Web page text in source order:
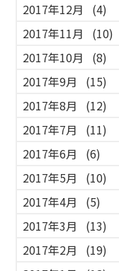
2017年12月
(4)
2017年11月
(10)
2017年10月
(8)
2017年9月
(15)
2017年8月
(12)
2017年7月
(11)
2017年6月
(6)
2017年5月
(10)
2017年4月
(5)
2017年3月
(13)
2017年2月
(19)